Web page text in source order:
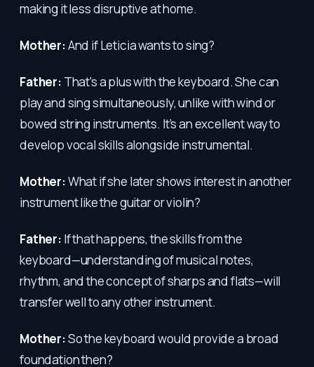
making it less disruptive at home.
Mother:And if Leticia wants to sing?
Father: That's a plus with the keyboard. She can
play and sing simultaneously, unlike with wind or
bowed string instruments. It’s an excellent way to
develop vocal skills alongside instrumental.
Mother:What if she later shows interest in another
instrument like the guitar or violin?
Father: If that happens, the skills from the
keyboard—understanding of musical notes,
rhythm, and the concept of sharps and flats—will
transfer well to any other instrument.
Mother:So the keyboard would provide a broad
foundation then?